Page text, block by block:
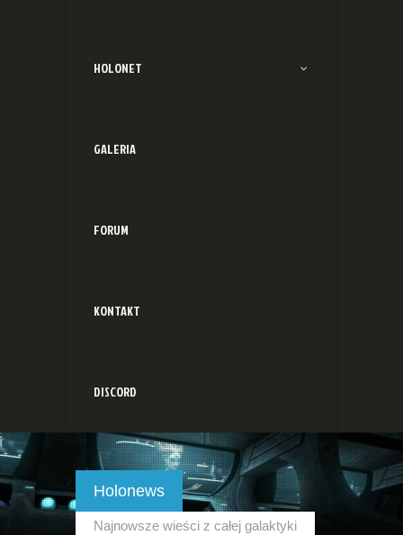
HOLONET
GALERIA
FORUM
KONTAKT
DISCORD
Holonews
Najnowsze wieści z całej galaktyki